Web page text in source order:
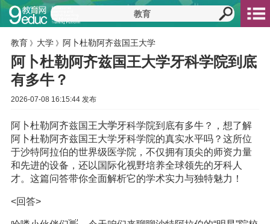
教育 》 大学》 阿卜杜勒阿齐兹国王大学
阿卜杜勒阿齐兹国王大学牙科学院到底
有多牛？
2026-07-08 16:15:44 发布
阿卜杜勒阿齐兹国王大学牙科学院到底有多牛？，想了解
阿卜杜勒阿齐兹国王大学牙科学院的真实水平吗？这所位
于沙特阿拉伯的世界级医学院，不仅拥有顶尖的师资力量
和先进的设备，还以国际化视野培养全球领先的牙科人
才。这篇问答带你全面解析它的学术实力与独特魅力！
<回答>